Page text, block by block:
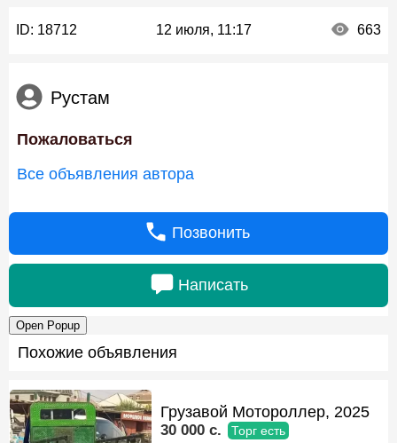
ID: 18712 12 июля, 11:17 663
Рустам
Пожаловаться
Все объявления автора
Позвонить
Написать
Open Popup
Похожие объявления
Грузавой Мотороллер, 2025
30 000 c. Торг есть